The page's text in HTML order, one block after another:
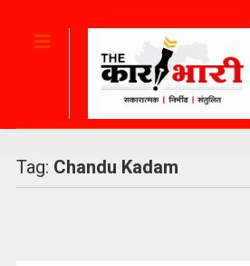
Tag: Chandu Kadam